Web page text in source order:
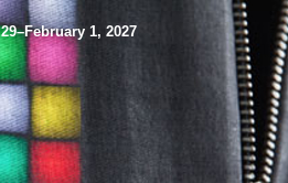
1, 2027